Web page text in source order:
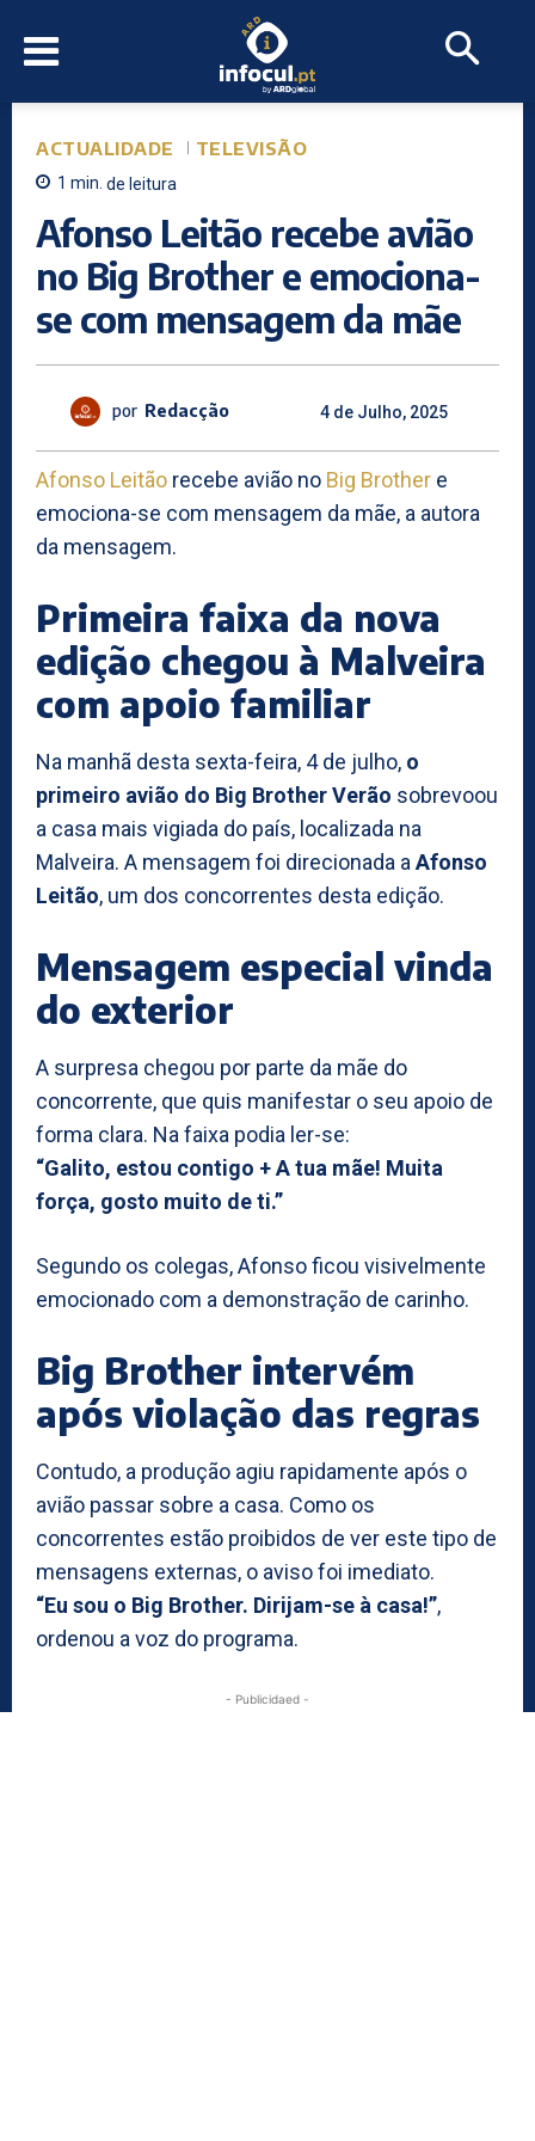
ACTUALIDADE TELEVISÃO
1 min. de leitura
Afonso Leitão recebe avião
no Big Brother e emociona-
se com mensagem da mãe
por Redacção 4 de Julho, 2025
Afonso Leitão recebe avião no Big Brother e
emociona-se com mensagem da mãe, a autora
da mensagem.
Primeira faixa da nova
edição chegou à Malveira
com apoio familiar
Na manhã desta sexta-feira, 4 de julho, o
primeiro avião do Big Brother Verão sobrevoou
a casa mais vigiada do país, localizada na
Malveira. A mensagem foi direcionada a Afonso
Leitão, um dos concorrentes desta edição.
Mensagem especial vinda
do exterior
A surpresa chegou por parte da mãe do
concorrente, que quis manifestar o seu apoio de
forma clara. Na faixa podia ler-se:
“Galito, estou contigo + A tua mãe! Muita
força, gosto muito de ti.”
Segundo os colegas, Afonso ficou visivelmente
emocionado com a demonstração de carinho.
Big Brother intervém
após violação das regras
Contudo, a produção agiu rapidamente após o
avião passar sobre a casa. Como os
concorrentes estão proibidos de ver este tipo de
mensagens externas, o aviso foi imediato.
“Eu sou o Big Brother. Dirijam-se à casa!”,
ordenou a voz do programa.
- Publicidaed -